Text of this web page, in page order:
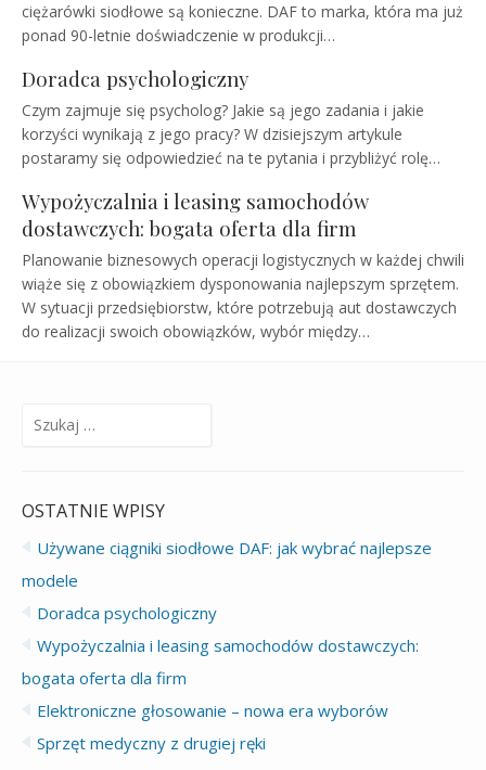
ciężarówki siodłowe są konieczne. DAF to marka, która ma już
ponad 90-letnie doświadczenie w produkcji…
Doradca psychologiczny
Czym zajmuje się psycholog? Jakie są jego zadania i jakie
korzyści wynikają z jego pracy? W dzisiejszym artykule
postaramy się odpowiedzieć na te pytania i przybliżyć rolę…
Wypożyczalnia i leasing samochodów
dostawczych: bogata oferta dla firm
Planowanie biznesowych operacji logistycznych w każdej chwili
wiąże się z obowiązkiem dysponowania najlepszym sprzętem.
W sytuacji przedsiębiorstw, które potrzebują aut dostawczych
do realizacji swoich obowiązków, wybór między…
Szukaj:
OSTATNIE WPISY
Używane ciągniki siodłowe DAF: jak wybrać najlepsze
modele
Doradca psychologiczny
Wypożyczalnia i leasing samochodów dostawczych:
bogata oferta dla firm
Elektroniczne głosowanie – nowa era wyborów
Sprzęt medyczny z drugiej ręki